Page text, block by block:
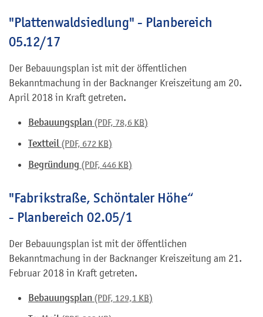
"Plattenwaldsiedlung" - Planbereich
05.12/17
Der Bebauungsplan ist mit der öffentlichen
Bekanntmachung in der Backnanger Kreiszeitung am 20.
April 2018 in Kraft getreten.
Bebauungsplan (PDF, 78,6KB)
Textteil (PDF, 672KB)
Begründung (PDF, 446KB)
"Fabrikstraße, Schöntaler Höhe“
- Planbereich 02.05/1
Der Bebauungsplan ist mit der öffentlichen
Bekanntmachung in der Backnanger Kreiszeitung am 21.
Februar 2018 in Kraft getreten.
Bebauungsplan (PDF, 129,1 KB)